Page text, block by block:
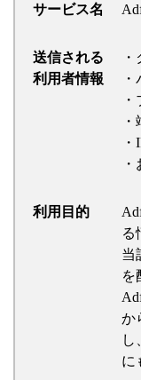
サービス名
送信される
利用者情報
利用目的
る
当
を
か
し
に